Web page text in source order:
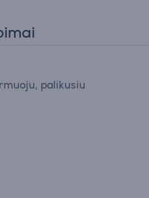
palikusiu